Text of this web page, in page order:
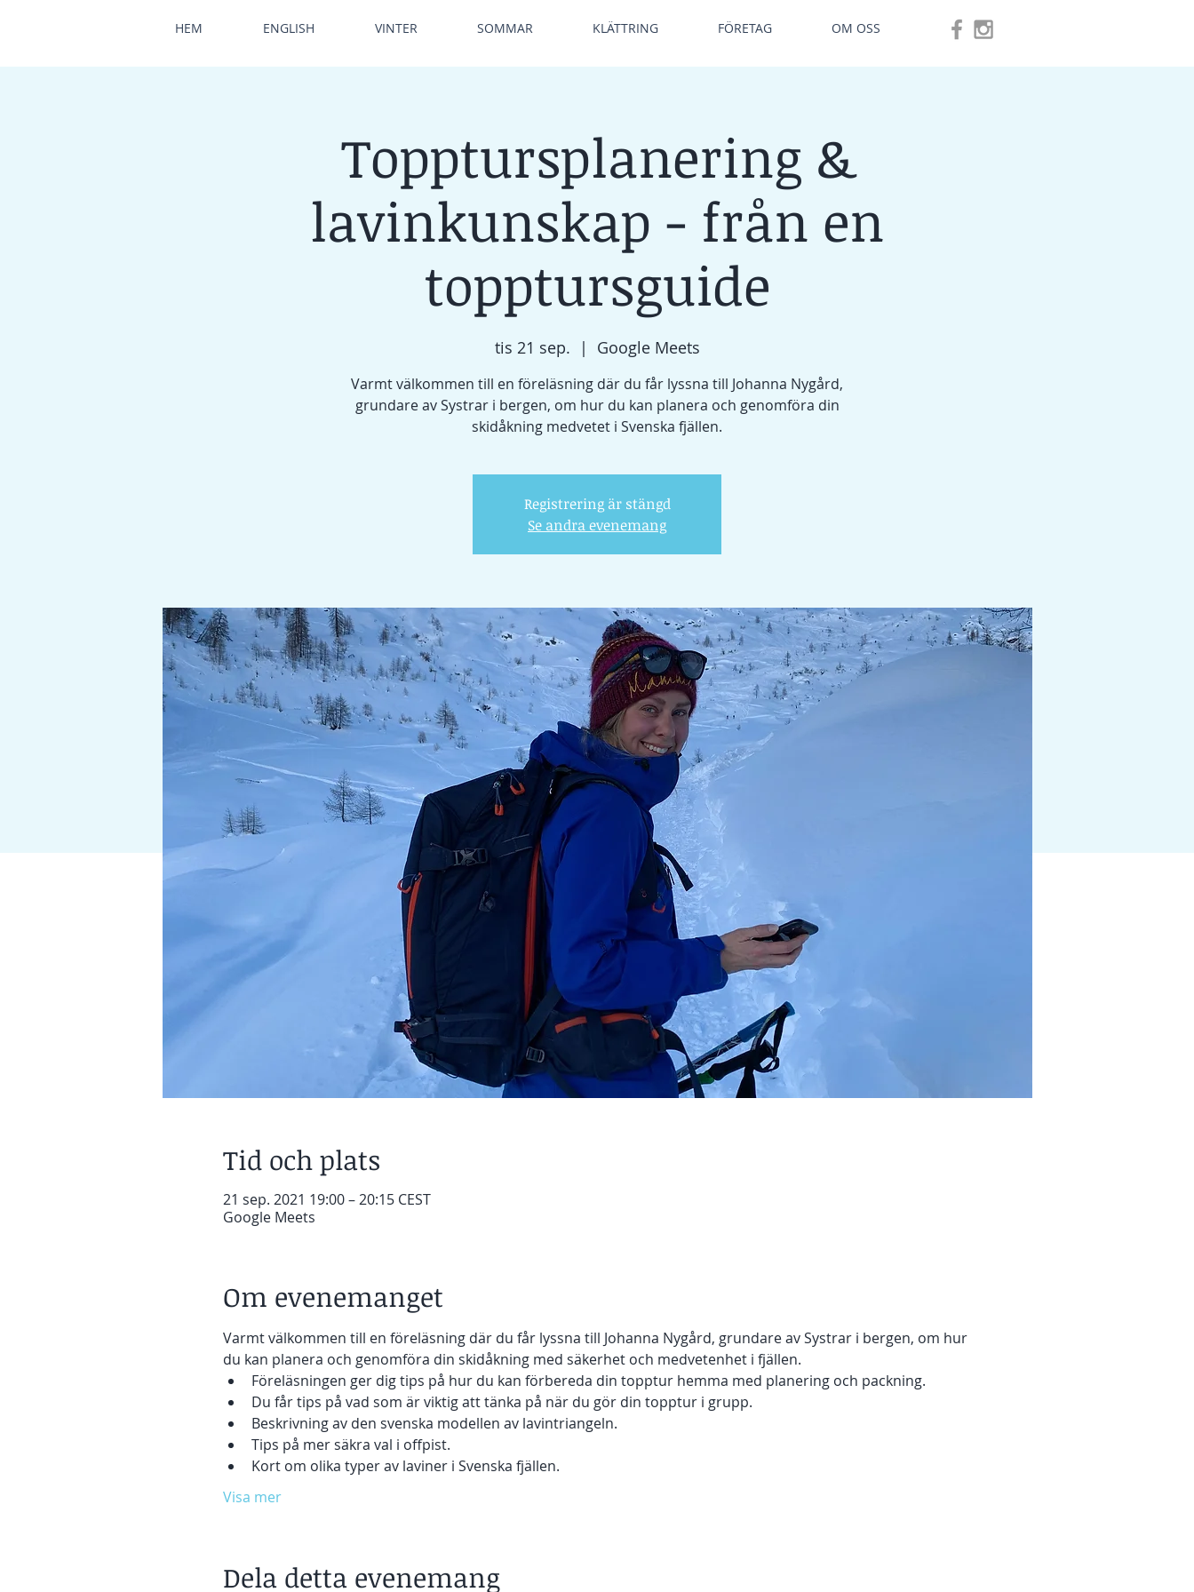
HEM ENGLISH VINTER SOMMAR KLÄTTRING FÖRETAG OM OSS
Topptursplanering &
lavinkunskap - från en
topptursguide
tis 21 sep.
  |
Google Meets
Varmt välkommen till en föreläsning där du får lyssna till Johanna Nygård,
grundare av Systrar i bergen, om hur du kan planera och genomföra din
skidåkning medvetet i Svenska fjällen.
Registrering är stängd
Se andra evenemang
Tid och plats
21 sep. 2021 19:00 – 20:15 CEST
Google Meets
Om evenemanget
Varmt välkommen till en föreläsning där du får lyssna till Johanna Nygård, grundare av Systrar i bergen, om hur
du kan planera och genomföra din skidåkning med säkerhet och medvetenhet i fjällen.
Föreläsningen ger dig tips på hur du kan förbereda din topptur hemma med planering och packning.
Du får tips på vad som är viktig att tänka på när du gör din topptur i grupp.
Beskrivning av den svenska modellen av lavintriangeln.
Tips på mer säkra val i offpist.
Kort om olika typer av laviner i Svenska fjällen.
Visa mer
Dela detta evenemang